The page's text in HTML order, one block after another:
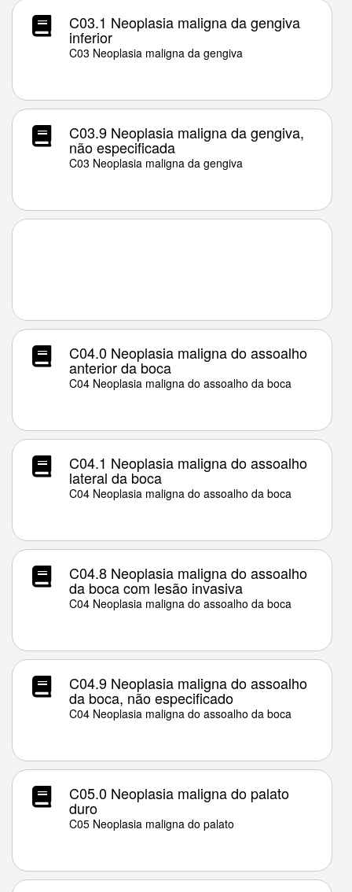
C03.1 Neoplasia maligna da gengiva
inferior
C03 Neoplasia maligna da gengiva
C03.9 Neoplasia maligna da gengiva,
não especificada
C03 Neoplasia maligna da gengiva
C04.0 Neoplasia maligna do assoalho
anterior da boca
C04 Neoplasia maligna do assoalho da boca
C04.1 Neoplasia maligna do assoalho
lateral da boca
C04 Neoplasia maligna do assoalho da boca
C04.8 Neoplasia maligna do assoalho
da boca com lesão invasiva
C04 Neoplasia maligna do assoalho da boca
C04.9 Neoplasia maligna do assoalho
da boca, não especificado
C04 Neoplasia maligna do assoalho da boca
C05.0 Neoplasia maligna do palato
duro
C05 Neoplasia maligna do palato